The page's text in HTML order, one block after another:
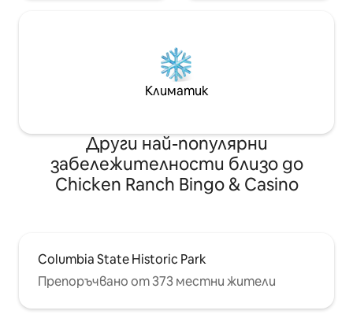
Климатик
Други най-популярни
забележителности близо до
Chicken Ranch Bingo & Casino
Columbia State Historic Park
Препоръчвано от 373 местни жители